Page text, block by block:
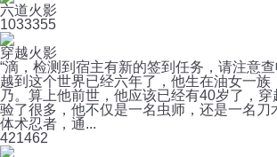
六道火影
1033355
穿越火影
“滴，检测到宿主有新的签到任务，请注意
越到这个世界已经六年了，他生在油女一族
乃。算上他前世，他应该已经有40岁了，
验了很多，他不仅是一名虫师，还是一名刀
体术忍者，通...
421462